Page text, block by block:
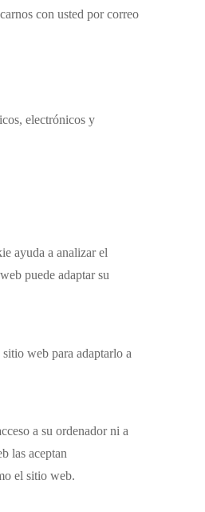
con usted por correo
electrónicos y
ayuda a analizar el
puede adaptar su
web para adaptarlo a
a su ordenador ni a
las aceptan
el sitio web.